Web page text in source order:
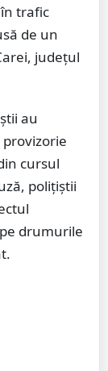
trafic
de un
județul
au
cursul
polițiștii
drumurile